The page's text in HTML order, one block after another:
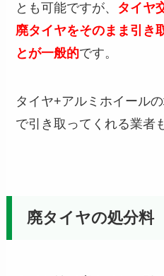
とも可能ですが、 タイヤ
廃タイヤをそのまま引き
とが一般的です。
タイヤ+アルミホイール
で引き取ってくれる業者
廃タイヤの処分料